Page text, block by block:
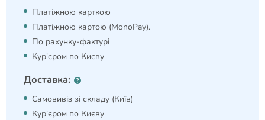
Платіжною карткою
Платіжною картою (MonoPay).
По рахунку-фактурі
Кур'єром по Києву
Доставка:
Самовивіз зі складу (Київ)
Кур'єром по Києву